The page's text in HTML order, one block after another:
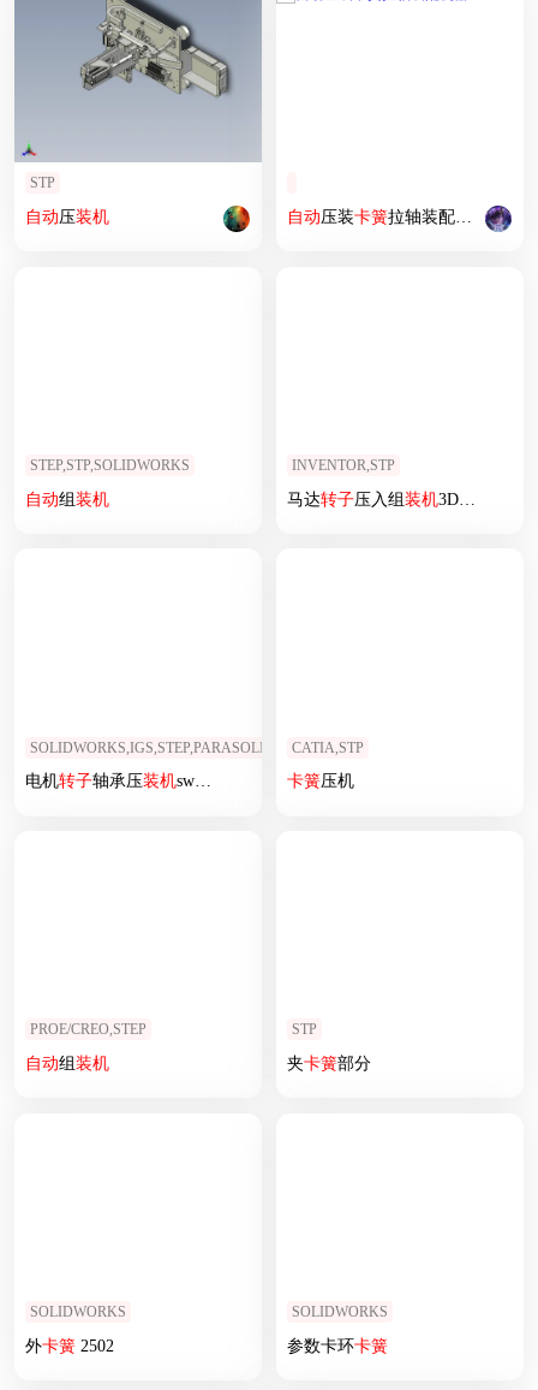
STP
自动压装机 自动压装卡簧拉轴装配机器
STEP,STP,SOLIDWORKS
自动组装机
INVENTOR,STP
马达转子压入组装机3D图纸
SOLIDWORKS,IGS,STEP,PARASOLID
电机转子轴承压装机sw18可编辑
CATIA,STP
卡簧压机
PROE/CREO,STEP
自动组装机
STP
夹卡簧部分
SOLIDWORKS
外卡簧2502
SOLIDWORKS
参数卡环卡簧